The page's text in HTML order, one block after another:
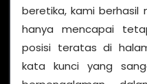
beretika, kami berhasil
hanya mencapai
posisi teratas di
kata kunci yang